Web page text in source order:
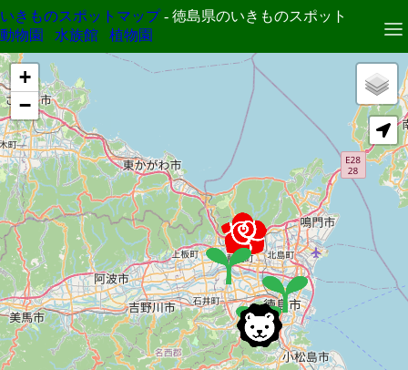
いきものスポットマップ- 徳島県のいきものスポット
動物園
水族館 植物園
+
−